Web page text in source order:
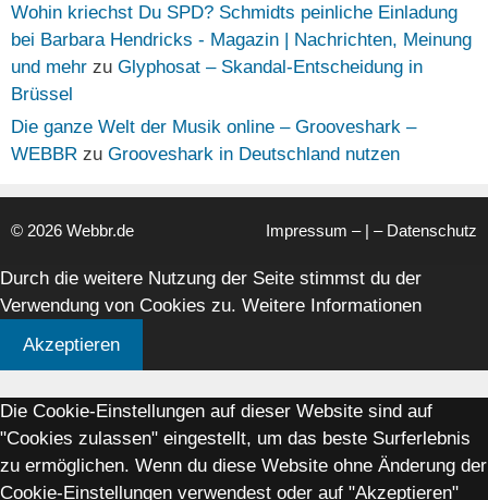
Wohin kriechst Du SPD? Schmidts peinliche Einladung
bei Barbara Hendricks - Magazin | Nachrichten, Meinung
und mehr zu Glyphosat – Skandal-Entscheidung in
Brüssel
Die ganze Welt der Musik online – Grooveshark –
WEBBR zu Grooveshark in Deutschland nutzen
Impressum – | – Datenschutz
© 2026 Webbr.de
Durch die weitere Nutzung der Seite stimmst du der
Verwendung von Cookies zu. Weitere Informationen
Akzeptieren
Die Cookie-Einstellungen auf dieser Website sind auf
"Cookies zulassen" eingestellt, um das beste Surferlebnis
zu ermöglichen. Wenn du diese Website ohne Änderung der
Cookie-Einstellungen verwendest oder auf "Akzeptieren"